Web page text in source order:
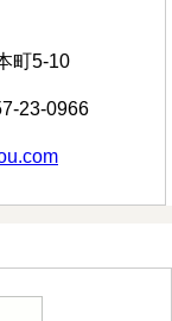
町5-10
23-0966